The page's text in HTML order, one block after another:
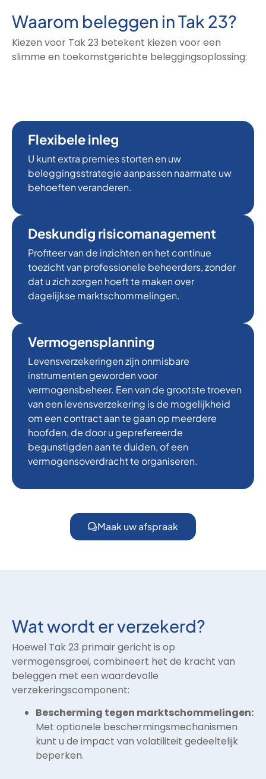
Waarom beleggen in Tak 23?
Kiezen voor Tak 23 betekent kiezen voor een
slimme en toekomstgerichte beleggingsoplossing:
Flexibele inleg
U kunt extra premies storten en uw
beleggingsstrategie aanpassen naarmate uw
behoeften veranderen.
Deskundig risicomanagement
Profiteer van de inzichten en het continue
toezicht van professionele beheerders, zonder
dat u zich zorgen hoeft te maken over
dagelijkse marktschommelingen.
Vermogensplanning
Levensverzekeringen zijn onmisbare
instrumenten geworden voor
vermogensbeheer. Een van de grootste troeven
van een levensverzekering is de mogelijkheid
om een contract aan te gaan op meerdere
hoofden, de door u geprefereerde
begunstigden aan te duiden, of een
vermogensoverdracht te organiseren.
Maak uw afspraak
Wat wordt er verzekerd?
Hoewel Tak 23 primair gericht is op
vermogensgroei, combineert het de kracht van
beleggen met een waardevolle
verzekeringscomponent:
Bescherming tegen marktschommelingen:
Met optionele beschermingsmechanismen
kunt u de impact van volatiliteit gedeeltelijk
beperken.